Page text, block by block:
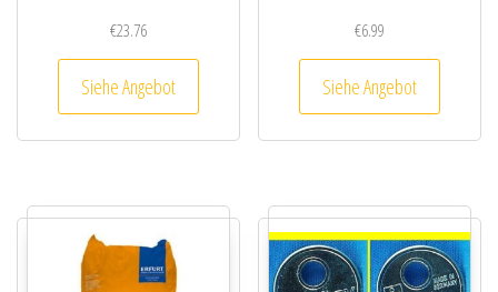
€23.76
Siehe Angebot
€6.99
Siehe Angebot